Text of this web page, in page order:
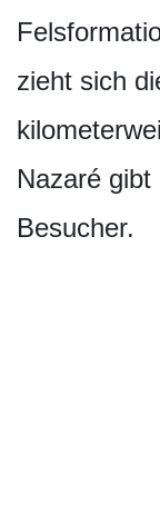
zieht sich
Nazaré
Besucher.